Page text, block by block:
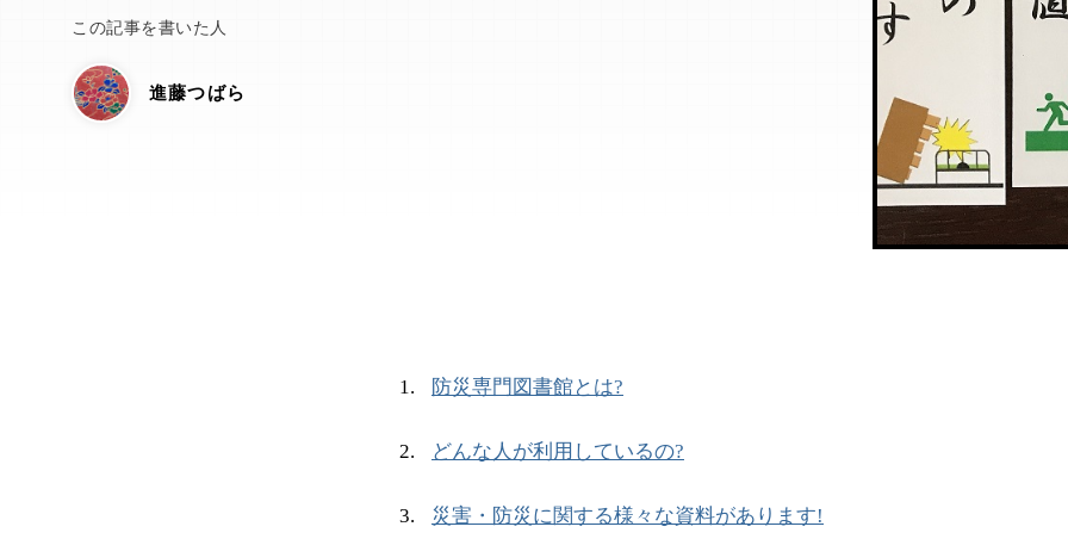
この記事を書いた人
進藤つばら
防災専門図書館とは?
どんな人が利用しているの?
災害・防災に関する様々な資料があります!